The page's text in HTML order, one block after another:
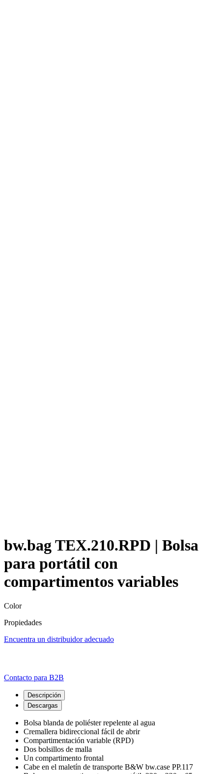
bw.bag TEX.210.RPD | Bolsa
para portátil con
compartimentos variables
Color
Propiedades
Encuentra un distribuidor adecuado
Contacto para B2B
Descripción
Descargas
Bolsa blanda de poliéster repelente al agua
Cremallera bidireccional fácil de abrir
Compartimentación variable (RPD)
Dos bolsillos de malla
Un compartimento frontal
Cabe en el maletín de transporte B&W bw.case PP.117